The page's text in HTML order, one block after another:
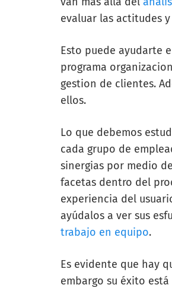
evaluar las actitudes
Esto puede ayudarte
programa
gestion de clientes.
ellos.
Lo que debemos
cada grupo de
sinergias por medio
facetas dentro del
experiencia del
ayúdalos a ver sus
trabajo en equipo.
Es evidente que hay
embargo su éxito